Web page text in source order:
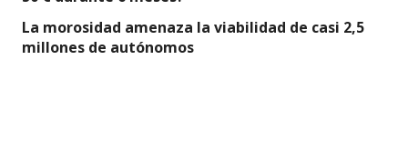
La morosidad amenaza la viabilidad de casi 2,5
millones de autónomos